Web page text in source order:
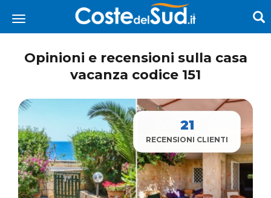
Opinioni e recensioni sulla casa
vacanza codice 151
21
RECENSIONI CLIENTI